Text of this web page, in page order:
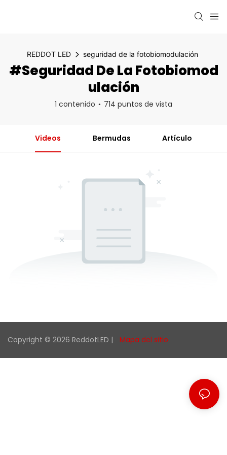
REDDOT LED seguridad de la fotobiomodulación
#seguridad De La Fotobiomod
Ulación
1 contenido 714 puntos de vista
Videos Bermudas Artículo
Copyright © 2026 ReddotLED | Mapa del sitio